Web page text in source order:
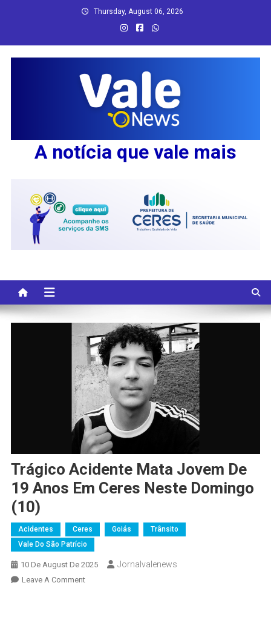
Thursday, August 06, 2026
A notícia que vale mais
Trágico Acidente Mata Jovem De
19 Anos Em Ceres Neste Domingo
(10)
Acidentes Ceres Goiás
Trânsito
Vale Do São Patrício
10 De August De 2025 Jornalvalenews
Leave A CommentOn